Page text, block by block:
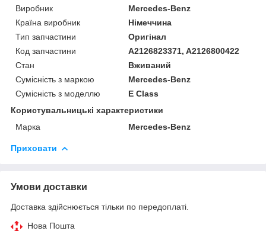
Виробник
Mercedes-Benz
Країна виробник
Німеччина
Тип запчастини
Оригінал
Код запчастини
A2126823371, A2126800422
Стан
Вживаний
Сумісність з маркою
Mercedes-Benz
Сумісність з моделлю
E Class
Користувальницькі характеристики
Марка
Mercedes-Benz
Приховати
Умови доставки
Доставка здійснюється тільки по передоплаті.
Нова Пошта